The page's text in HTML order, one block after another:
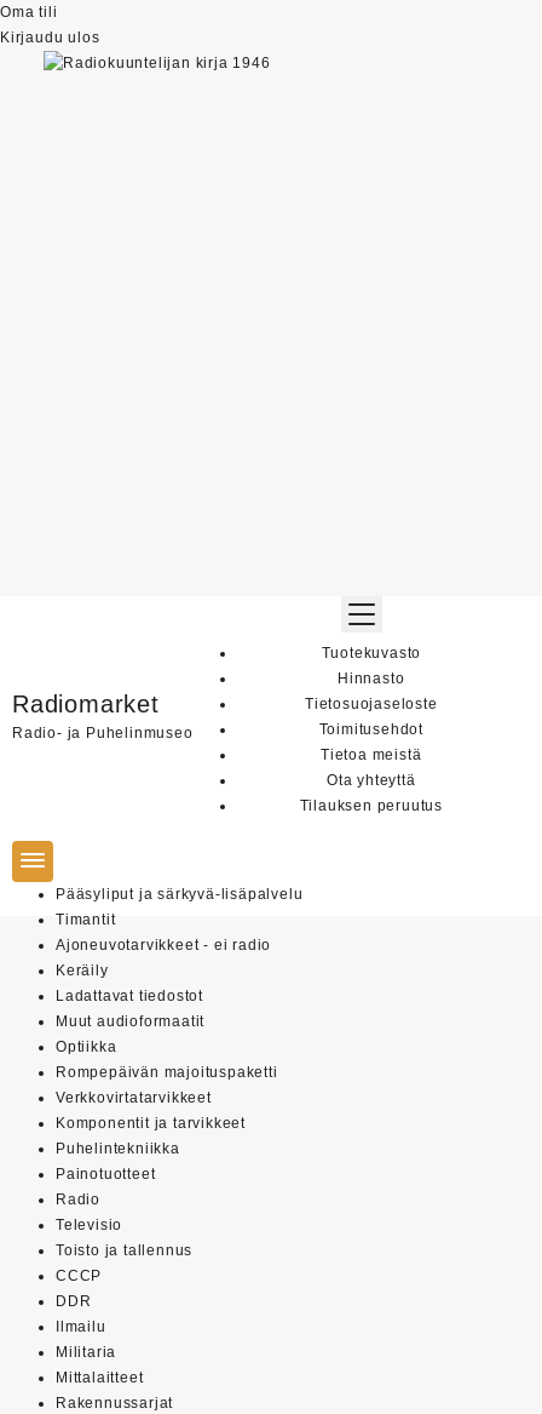
Oma tili
Kirjaudu ulos
Radiomarket
Radio- ja Puhelinmuseo
Tuotekuvasto
Hinnasto
Tietosuojaseloste
Toimitusehdot
Tietoa meistä
Ota yhteyttä
Tilauksen peruutus
Pääsyliput ja särkyvä-lisäpalvelu
Timantit
Ajoneuvotarvikkeet - ei radio
Keräily
Ladattavat tiedostot
Muut audioformaatit
Optiikka
Rompepäivän majoituspaketti
Verkkovirtatarvikkeet
Komponentit ja tarvikkeet
Puhelintekniikka
Painotuotteet
Radio
Televisio
Toisto ja tallennus
CCCP
DDR
Ilmailu
Militaria
Mittalaitteet
Rakennussarjat